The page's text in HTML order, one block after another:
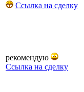
Ссылка на сделку
рекомендую
Ссылка на сделку